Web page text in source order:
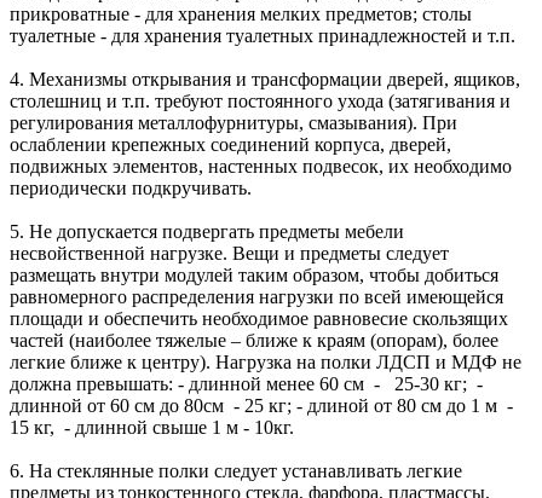
прикроватные - для хранения мелких предметов; столы
туалетные - для хранения туалетных принадлежностей и т.п.
4. Механизмы открывания и трансформации дверей, ящиков,
столешниц и т.п. требуют постоянного ухода (затягивания и
регулирования металлофурнитуры, смазывания). При
ослаблении крепежных соединений корпуса, дверей,
подвижных элементов, настенных подвесок, их необходимо
периодически подкручивать.
5. Не допускается подвергать предметы мебели
несвойственной нагрузке. Вещи и предметы следует
размещать внутри модулей таким образом, чтобы добиться
равномерного распределения нагрузки по всей имеющейся
площади и обеспечить необходимое равновесие скользящих
частей (наиболее тяжелые – ближе к краям (опорам), более
легкие ближе к центру). Нагрузка на полки ЛДСП и МДФ не
должна превышать: - длинной менее 60 см - 25-30 кг; -
длинной от 60 см до 80см - 25 кг; - длиной от 80 см до 1 м -
15 кг, - длинной свыше 1 м - 10кг.
6. На стеклянные полки следует устанавливать легкие
предметы из тонкостенного стекла, фарфора, пластмассы,